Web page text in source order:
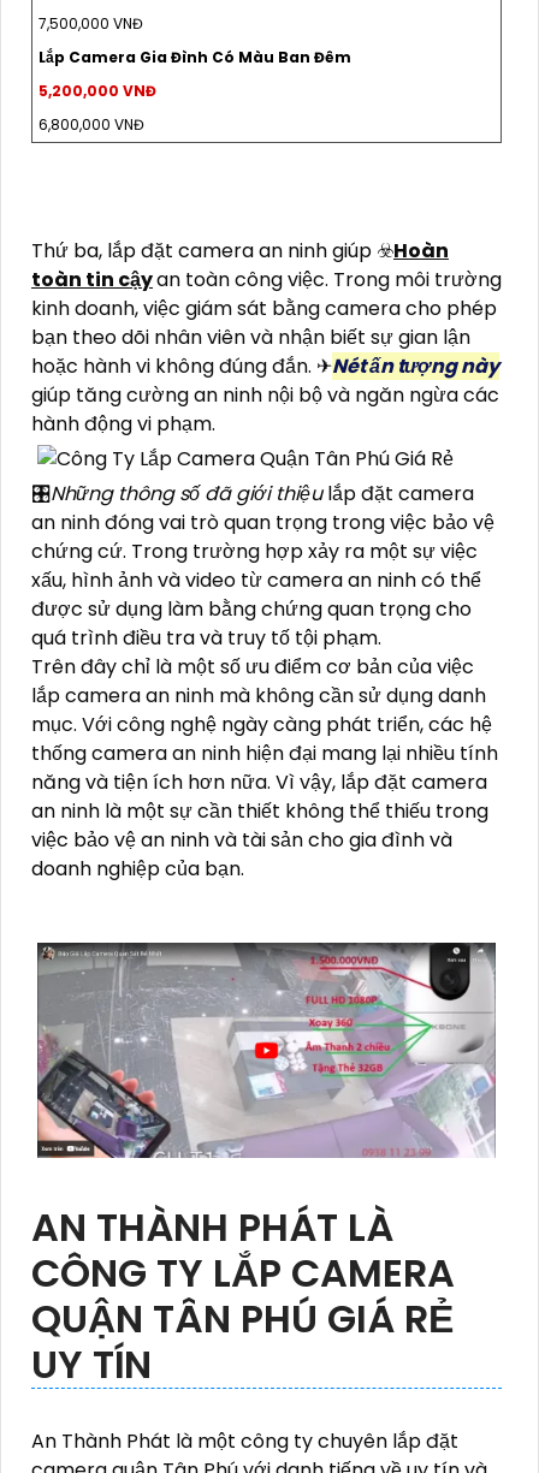
7,500,000 VNĐ
Lắp Camera Gia Đình Có Màu Ban Đêm
5,200,000 VNĐ
6,800,000 VNĐ
Thứ ba, lắp đặt camera an ninh giúp ☣️Hoàn
toàn tin cậyan toàn công việc. Trong môi trường
kinh doanh, việc giám sát bằng camera cho phép
bạn theo dõi nhân viên và nhận biết sự gian lận
hoặc hành vi không đúng đắn. ✈Nét ấn tượng này
giúp tăng cường an ninh nội bộ và ngăn ngừa các
hành động vi phạm.
🎛Những thông số đã giới thiệulắp đặt camera
an ninh đóng vai trò quan trọng trong việc bảo vệ
chứng cứ. Trong trường hợp xảy ra một sự việc
xấu, hình ảnh và video từ camera an ninh có thể
được sử dụng làm bằng chứng quan trọng cho
quá trình điều tra và truy tố tội phạm.
Trên đây chỉ là một số ưu điểm cơ bản của việc
lắp camera an ninh mà không cần sử dụng danh
mục. Với công nghệ ngày càng phát triển, các hệ
thống camera an ninh hiện đại mang lại nhiều tính
năng và tiện ích hơn nữa. Vì vậy, lắp đặt camera
an ninh là một sự cần thiết không thể thiếu trong
việc bảo vệ an ninh và tài sản cho gia đình và
doanh nghiệp của bạn.
AN THÀNH PHÁT LÀ
CÔNG TY LẮP CAMERA
QUẬN TÂN PHÚ GIÁ RẺ
UY TÍN
An Thành Phát là một công ty chuyên lắp đặt